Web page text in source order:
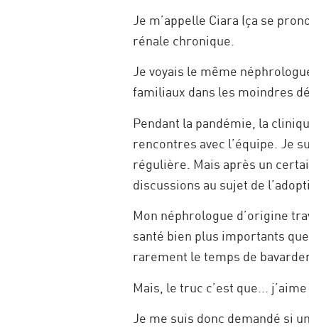
Je m’appelle Ciara (ça se
rénale chronique.
Je voyais le même
familiaux dans les moindres
Pendant la pandémie, la
rencontres avec l’équipe. Je
régulière. Mais après un
discussions au sujet de
Mon néphrologue d’origine
santé bien plus importants
rarement le temps de
Mais, le truc c’est que...
Je me suis donc demandé si